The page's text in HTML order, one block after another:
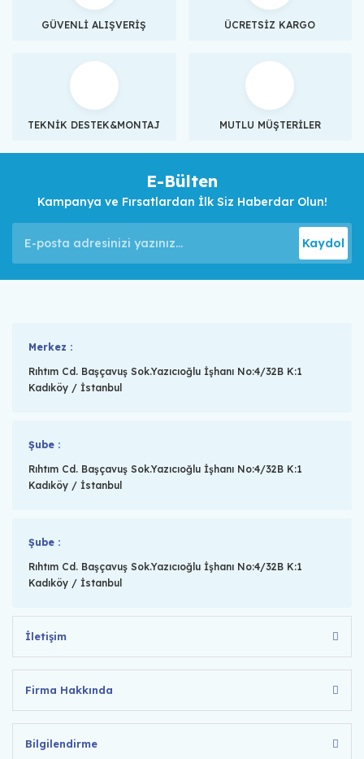
GÜVENLİ ALIŞVERİŞ ÜCRETSİZ KARGO
TEKNİK DESTEK&MONTAJ MUTLU MÜŞTERİLER
E-Bülten
Kampanya ve Fırsatlardan İlk Siz Haberdar Olun!
Kaydol
Merkez :
Rıhtım Cd. Başçavuş Sok.Yazıcıoğlu İşhanı No:4/32B K:1
Kadıköy / İstanbul
Şube :
Rıhtım Cd. Başçavuş Sok.Yazıcıoğlu İşhanı No:4/32B K:1
Kadıköy / İstanbul
Şube :
Rıhtım Cd. Başçavuş Sok.Yazıcıoğlu İşhanı No:4/32B K:1
Kadıköy / İstanbul
İletişim
Firma Hakkında
Bilgilendirme